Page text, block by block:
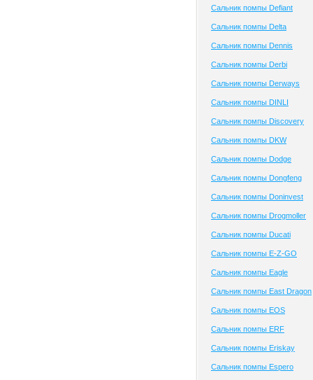
Сальник помпы Defiant
Сальник помпы Delta
Сальник помпы Dennis
Сальник помпы Derbi
Сальник помпы Derways
Сальник помпы DINLI
Сальник помпы Discovery
Сальник помпы DKW
Сальник помпы Dodge
Сальник помпы Dongfeng
Сальник помпы Doninvest
Сальник помпы Drogmoller
Сальник помпы Ducati
Сальник помпы E-Z-GO
Сальник помпы Eagle
Сальник помпы East Dragon
Сальник помпы EOS
Сальник помпы ERF
Сальник помпы Eriskay
Сальник помпы Espero